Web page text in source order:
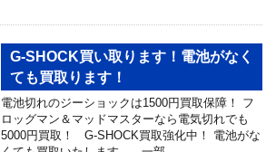
G-SHOCK買い取ります！電池がなく
ても買取ります！
電池切れのジーショックは1500円買取保障！ フ
ロッグマン＆マッドマスターなら電気切れでも
5000円買取！ G-SHOCK買取強化中！ 電池がな